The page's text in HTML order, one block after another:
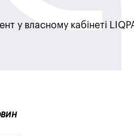
у власному кабінеті